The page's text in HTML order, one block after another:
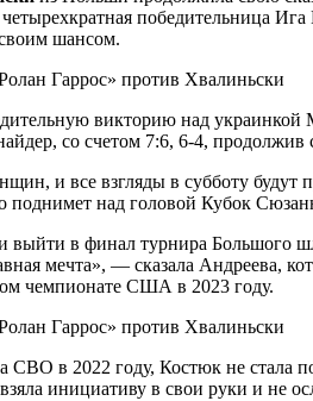
четырехкратная победительница
шансом.
викторию над
со счетом 7:6, 6‑4,
и все взгляды в субботу
поднимет над головой Кубок
в финал турнира Большого
мечта», — сказала Андреева,
чемпионате США в 2023 году.
СВО в 2022 году, Костюк не
инициативу в свои руки и не